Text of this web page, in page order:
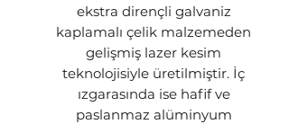
ekstra dirençli galvaniz
kaplamalı çelik malzemeden
gelişmiş lazer kesim
teknolojisiyle üretilmiştir. İç
ızgarasında ise hafif ve
paslanmaz alüminyum